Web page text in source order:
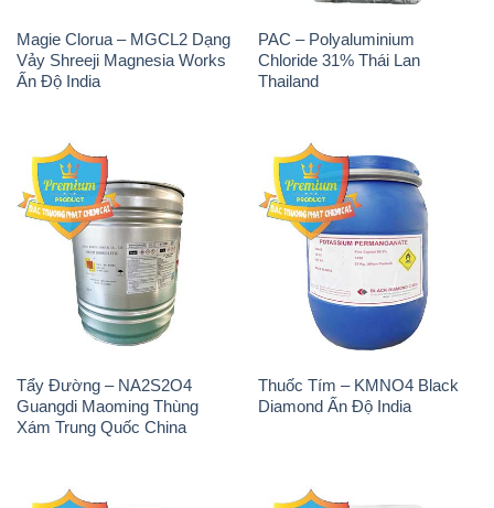
Magie Clorua – MGCL2 Dạng
Vảy Shreeji Magnesia Works
Ấn Độ India
PAC – Polyaluminium
Chloride 31% Thái Lan
Thailand
Tẩy Đường – NA2S2O4
Guangdi Maoming Thùng
Xám Trung Quốc China
Thuốc Tím – KMNO4 Black
Diamond Ấn Độ India